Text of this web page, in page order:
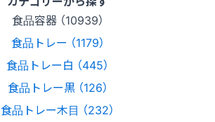
食品容器 （10939）
食品トレー （1179）
食品トレー白 （445）
食品トレー黒 （126）
食品トレー木目 （232）